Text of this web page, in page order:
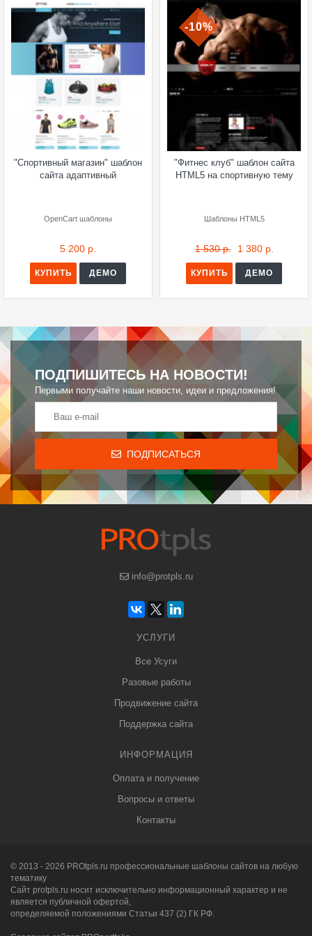
"Спортивный магазин" шаблон
сайта адаптивный
OpenCart шаблоны
5 200 р.
КУПИТЬ ДЕМО
-10%
"Фитнес клуб" шаблон сайта
HTML5 на спортивную тему
Шаблоны HTML5
1 530 р. 1 380 р.
КУПИТЬ ДЕМО
ПОДПИШИТЕСЬ НА НОВОСТИ!
Первыми получайте наши новости, идеи и предложения!
ПОДПИСАТЬСЯ
info@protpls.ru
УСЛУГИ
Все Усуги
Разовые работы
Продвижение сайта
Поддержка сайта
ИНФОРМАЦИЯ
Оплата и получение
Вопросы и ответы
Контакты
© 2013 - 2026 PROtpls.ru профессиональные шаблоны сайтов на любую
тематику
Сайт protpls.ru носит исключительно информационный характер и не
является публичной офертой,
определяемой положениями Статьи 437 (2) ГК РФ.